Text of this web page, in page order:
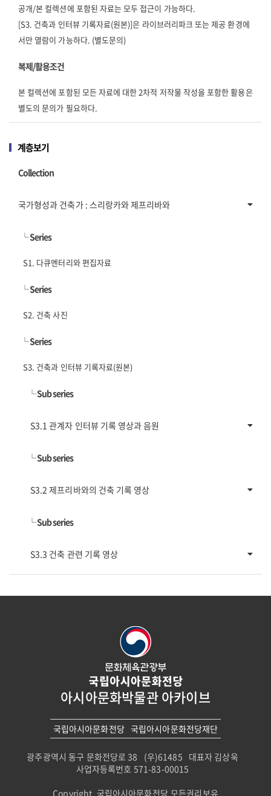
공개/본 컬렉션에 포함된 자료는 모두 접근이 가능하다.
[S3. 건축과 인터뷰 기록자료(원본)]은 라이브러리파크 또는 제공 환경에
서만 열람이 가능하다. (별도문의)
복제/활용조건
본 컬렉션에 포함된 모든 자료에 대한 2차적 저작물 작성을 포함한 활용은
별도의 문의가 필요하다.
계층보기
Collection
국가형성과 건축가 : 스리랑카와 제프리바와
└Series
S1. 다큐멘터리와 편집자료
└Series
S2. 건축 사진
└Series
S3. 건축과 인터뷰 기록자료(원본)
└Sub series
S3.1 관계자 인터뷰 기록 영상과 음원
└Sub series
S3.2 제프리바와의 건축 기록 영상
└Sub series
S3.3 건축 관련 기록 영상
아시아문화박물관 아카이브
국립아시아문화전당 국립아시아문화전당재단
광주광역시 동구 문화전당로 38 (우)61485 대표자 김상욱
사업자등록번호 571-83-00015
Copyright. 국립아시아문화전당.모든권리보유